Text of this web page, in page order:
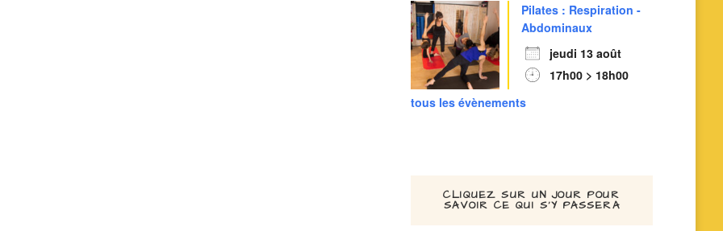
Pilates : Respiration -
Abdominaux
jeudi 13 août
17h00 > 18h00
tous les évènements
CLIQUEZ SUR UN JOUR POUR
SAVOIR CE QUI S’Y PASSERA